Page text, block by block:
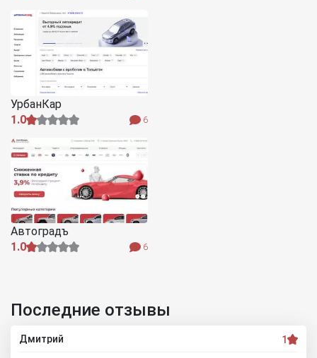
УрбанКар
1.0
6
Автоградъ
1.0
6
Последние отзывы
Дмитрий 1